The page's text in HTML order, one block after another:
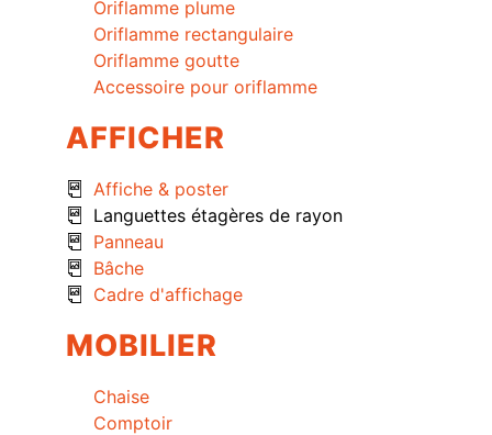
Oriflamme plume
Oriflamme rectangulaire
Oriflamme goutte
Accessoire pour oriflamme
AFFICHER
Affiche & poster
Languettes étagères de rayon
Panneau
Bâche
Cadre d'affichage
MOBILIER
Chaise
Comptoir